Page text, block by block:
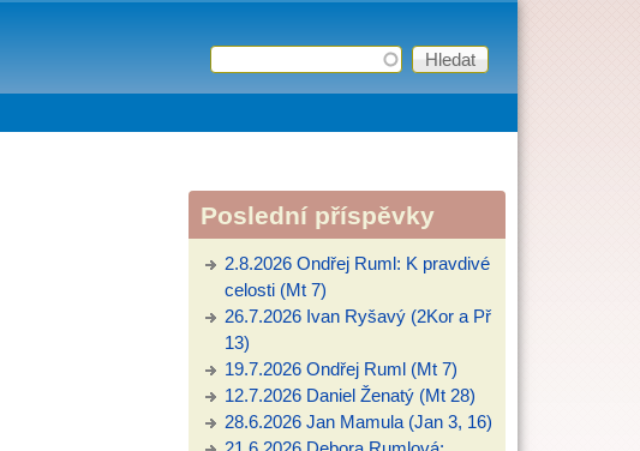
Vyhledávání
Hledat
Poslední příspěvky
2.8.2026 Ondřej Ruml: K pravdivé
celosti (Mt 7)
26.7.2026 Ivan Ryšavý (2Kor a Př
13)
19.7.2026 Ondřej Ruml (Mt 7)
12.7.2026 Daniel Ženatý (Mt 28)
28.6.2026 Jan Mamula (Jan 3, 16)